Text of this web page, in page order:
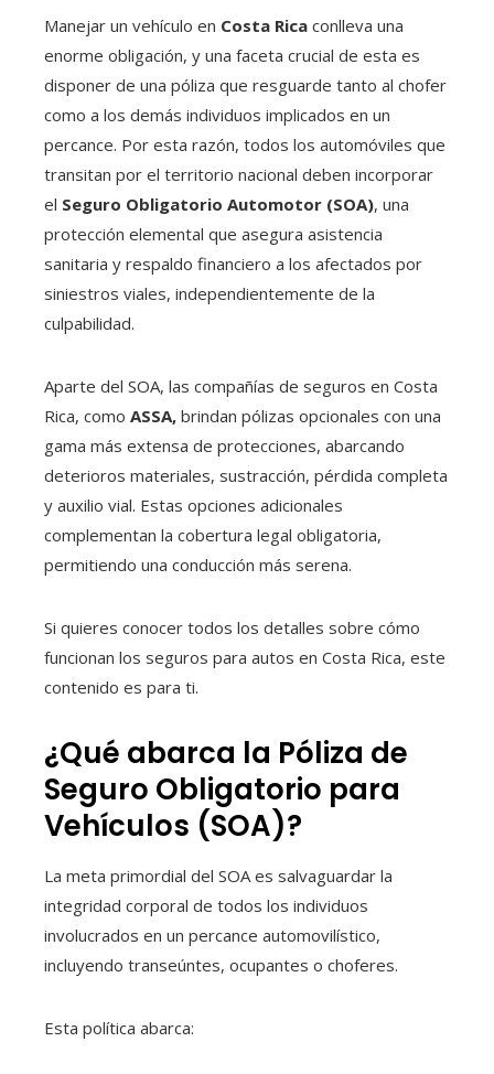
Manejar un vehículo en Costa Rica conlleva una
enorme obligación, y una faceta crucial de esta es
disponer de una póliza que resguarde tanto al chofer
como a los demás individuos implicados en un
percance. Por esta razón, todos los automóviles que
transitan por el territorio nacional deben incorporar
el Seguro Obligatorio Automotor (SOA), una
protección elemental que asegura asistencia
sanitaria y respaldo financiero a los afectados por
siniestros viales, independientemente de la
culpabilidad.
Aparte del SOA, las compañías de seguros en Costa
Rica, como ASSA, brindan pólizas opcionales con una
gama más extensa de protecciones, abarcando
deterioros materiales, sustracción, pérdida completa
y auxilio vial. Estas opciones adicionales
complementan la cobertura legal obligatoria,
permitiendo una conducción más serena.
Si quieres conocer todos los detalles sobre cómo
funcionan los seguros para autos en Costa Rica, este
contenido es para ti.
¿Qué abarca la Póliza de
Seguro Obligatorio para
Vehículos (SOA)?
La meta primordial del SOA es salvaguardar la
integridad corporal de todos los individuos
involucrados en un percance automovilístico,
incluyendo transeúntes, ocupantes o choferes.
Esta política abarca: